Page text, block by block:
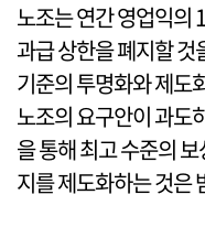
노조는 연간 영업익의
과급 상한을 폐지할
기준의 투명화와 제도
노조의 요구안이 과도
을 통해 최고 수준의
지를 제도화하는 것은